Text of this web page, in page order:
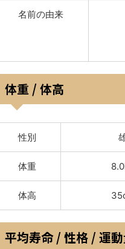
名前の由来
体重 / 体高
性別
体重
体高
平均寿命 / 性格 / 運